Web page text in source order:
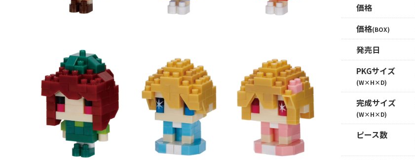
価格
価格(BOX)
発売日
PKGサイズ
(W×H×D)
完成サイズ
(W×H×D)
ピース数